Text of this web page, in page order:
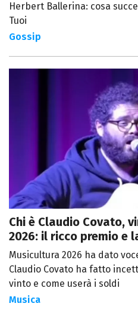
Herbert Ballerina: cosa
Tuoi
Gossip
Chi è Claudio Covato,
2026: il ricco premio e
Musicultura 2026 ha dato
Claudio Covato ha fatto
vinto e come userà i soldi
Musica